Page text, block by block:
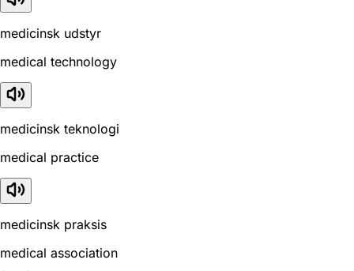
medicinsk udstyr
medical technology
medicinsk teknologi
medical practice
medicinsk praksis
medical association